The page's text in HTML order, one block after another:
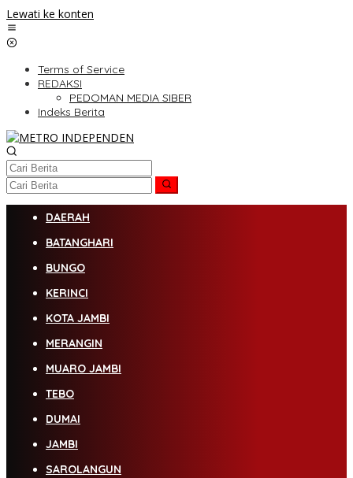
Lewati ke konten
Terms of Service
REDAKSI
PEDOMAN MEDIA SIBER
Indeks Berita
DAERAH
BATANGHARI
BUNGO
KERINCI
KOTA JAMBI
MERANGIN
MUARO JAMBI
TEBO
DUMAI
JAMBI
SAROLANGUN